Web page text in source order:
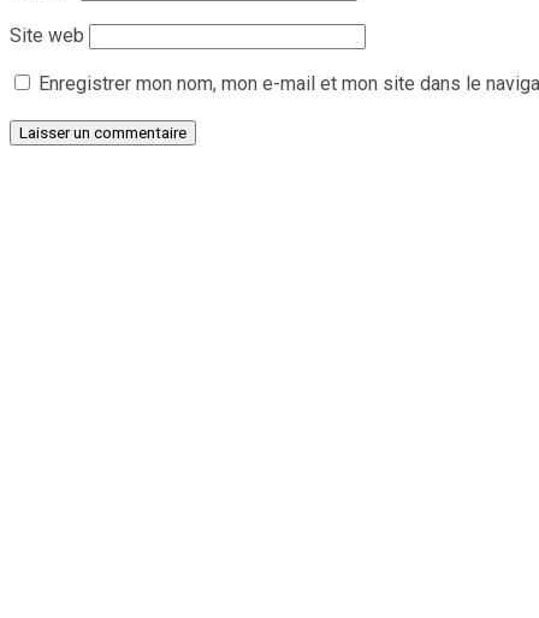
Site web
Enregistrer mon nom, mon e-mail et mon site dans le